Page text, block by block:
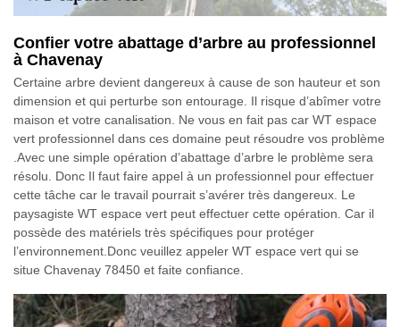
Confier votre abattage d’arbre au professionnel
à Chavenay
Certaine arbre devient dangereux à cause de son hauteur et son
dimension et qui perturbe son entourage. Il risque d’abîmer votre
maison et votre canalisation. Ne vous en fait pas car WT espace
vert professionnel dans ces domaine peut résoudre vos problème
.Avec une simple opération d’abattage d’arbre le problème sera
résolu. Donc Il faut faire appel à un professionnel pour effectuer
cette tâche car le travail pourrait s’avérer très dangereux. Le
paysagiste WT espace vert peut effectuer cette opération. Car il
possède des matériels très spécifiques pour protéger
l’environnement.Donc veuillez appeler WT espace vert qui se
situe Chavenay 78450 et faite confiance.